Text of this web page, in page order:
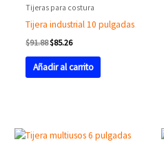
Tijeras para costura
Tijera industrial 10 pulgadas
$91.88
was:
$85.26
is:
Añadir al carrito